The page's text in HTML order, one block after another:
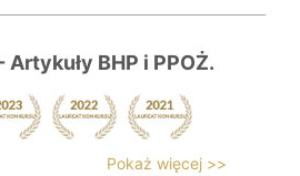
Artykuły BHP i PPOŻ.
Pokaż więcej >>